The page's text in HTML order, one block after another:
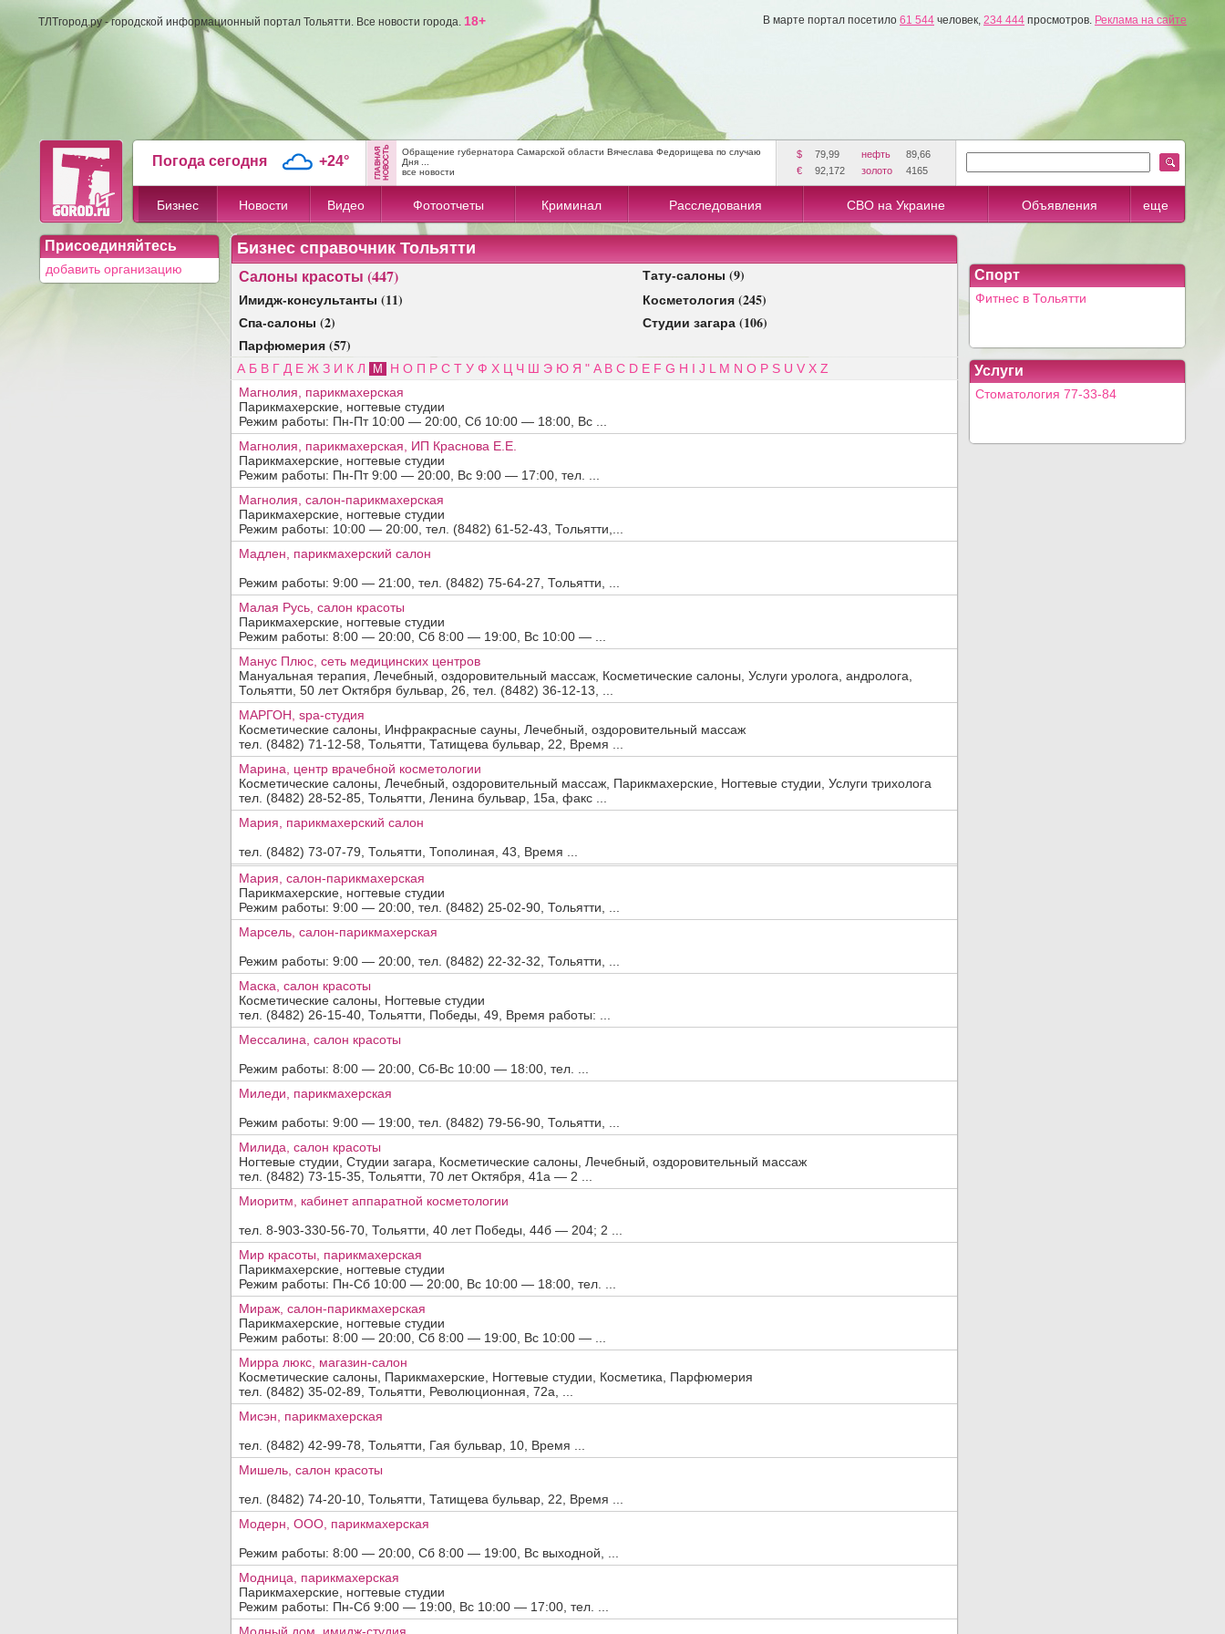
ТЛТгород.ру - городской информационный портал Тольятти. Все новости города. 18+ В марте портал посетило 61 544 человек, 234 444 просмотров. Реклама на сайте
Погода сегодня +24°
Обращение губернатора Самарской области Вячеслава Федорищева по случаю
Дня ...
все новости
$ 79,99 нефть
89,66
€
92,172 золото 4165
Бизнес Новости Видео Фотоотчеты Криминал Расследования СВО на Украине Объявления еще
Вид деятельности, продукция, услуги:
(введите пожалуйста число
)
размещения обращайтесь в отделпродаж
Присоединяйтесь
добавить организацию
Бизнес справочник Тольятти
Салоны красоты (447)
Тату-салоны (9)
Имидж-консультанты (11)
Косметология (245)
Спа-салоны (2)
Студии загара (106)
Парфюмерия (57)
А Б В Г Д Е Ж З И К Л М Н О П Р С Т У Ф Х Ц Ч Ш Э Ю Я " A B C D E F G H I J L M N O P S U V X Z
Магнолия, парикмахерская
Парикмахерские, ногтевые студии
Режим работы: Пн-Пт 10:00 — 20:00, Сб 10:00 — 18:00, Вс ...
Магнолия, парикмахерская, ИП Краснова Е.Е.
Парикмахерские, ногтевые студии
Режим работы: Пн-Пт 9:00 — 20:00, Вс 9:00 — 17:00, тел. ...
Магнолия, салон-парикмахерская
Парикмахерские, ногтевые студии
Режим работы: 10:00 — 20:00, тел. (8482) 61-52-43, Тольятти,...
Мадлен, парикмахерский салон
Режим работы: 9:00 — 21:00, тел. (8482) 75-64-27, Тольятти, ...
Малая Русь, салон красоты
Парикмахерские, ногтевые студии
Режим работы: 8:00 — 20:00, Сб 8:00 — 19:00, Вс 10:00 — ...
Манус Плюс, сеть медицинских центров
Мануальная терапия, Лечебный, оздоровительный массаж, Косметические салоны, Услуги уролога, андролога,
Тольятти, 50 лет Октября бульвар, 26, тел. (8482) 36-12-13, ...
МАРГОН, spa-студия
Косметические салоны, Инфракрасные сауны, Лечебный, оздоровительный массаж
тел. (8482) 71-12-58, Тольятти, Татищева бульвар, 22, Время ...
Марина, центр врачебной косметологии
Косметические салоны, Лечебный, оздоровительный массаж, Парикмахерские, Ногтевые студии, Услуги трихолога
тел. (8482) 28-52-85, Тольятти, Ленина бульвар, 15а, факс ...
Мария, парикмахерский салон
тел. (8482) 73-07-79, Тольятти, Тополиная, 43, Время ...
Мария, салон-парикмахерская
Парикмахерские, ногтевые студии
Режим работы: 9:00 — 20:00, тел. (8482) 25-02-90, Тольятти, ...
Марсель, салон-парикмахерская
Режим работы: 9:00 — 20:00, тел. (8482) 22-32-32, Тольятти, ...
Маска, салон красоты
Косметические салоны, Ногтевые студии
тел. (8482) 26-15-40, Тольятти, Победы, 49, Время работы: ...
Мессалина, салон красоты
Режим работы: 8:00 — 20:00, Сб-Вс 10:00 — 18:00, тел. ...
Миледи, парикмахерская
Режим работы: 9:00 — 19:00, тел. (8482) 79-56-90, Тольятти, ...
Милида, салон красоты
Ногтевые студии, Студии загара, Косметические салоны, Лечебный, оздоровительный массаж
тел. (8482) 73-15-35, Тольятти, 70 лет Октября, 41а — 2 ...
Миоритм, кабинет аппаратной косметологии
тел. 8-903-330-56-70, Тольятти, 40 лет Победы, 44б — 204; 2 ...
Мир красоты, парикмахерская
Парикмахерские, ногтевые студии
Режим работы: Пн-Сб 10:00 — 20:00, Вс 10:00 — 18:00, тел. ...
Мираж, салон-парикмахерская
Парикмахерские, ногтевые студии
Режим работы: 8:00 — 20:00, Сб 8:00 — 19:00, Вс 10:00 — ...
Мирра люкс, магазин-салон
Косметические салоны, Парикмахерские, Ногтевые студии, Косметика, Парфюмерия
тел. (8482) 35-02-89, Тольятти, Революционная, 72а, ...
Мисэн, парикмахерская
тел. (8482) 42-99-78, Тольятти, Гая бульвар, 10, Время ...
Мишель, салон красоты
тел. (8482) 74-20-10, Тольятти, Татищева бульвар, 22, Время ...
Модерн, ООО, парикмахерская
Режим работы: 8:00 — 20:00, Сб 8:00 — 19:00, Вс выходной, ...
Модница, парикмахерская
Парикмахерские, ногтевые студии
Режим работы: Пн-Сб 9:00 — 19:00, Вс 10:00 — 17:00, тел. ...
Спорт
Фитнес в Тольятти
Услуги
Стоматология 77-33-84